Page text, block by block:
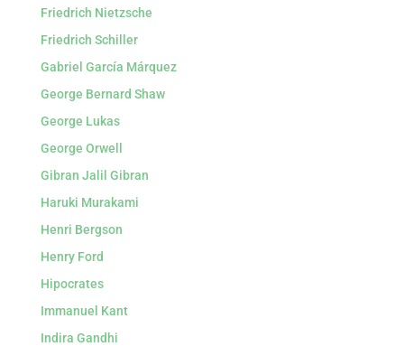
Friedrich Nietzsche
Friedrich Schiller
Gabriel García Márquez
George Bernard Shaw
George Lukas
George Orwell
Gibran Jalil Gibran
Haruki Murakami
Henri Bergson
Henry Ford
Hipocrates
Immanuel Kant
Indira Gandhi